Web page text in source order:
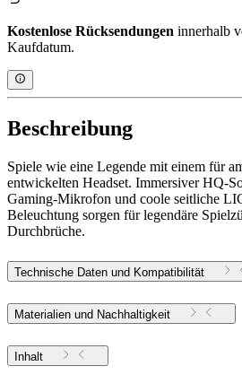
Kostenlose Rücksendungen innerhalb
Kaufdatum.
Beschreibung
Spiele wie eine Legende mit einem für
entwickelten Headset. Immersiver HQ-
Gaming-Mikrofon und coole seitliche
Beleuchtung sorgen für legendäre
Durchbrüche.
Technische Daten und Kompatibilität
Materialien und Nachhaltigkeit
Inhalt